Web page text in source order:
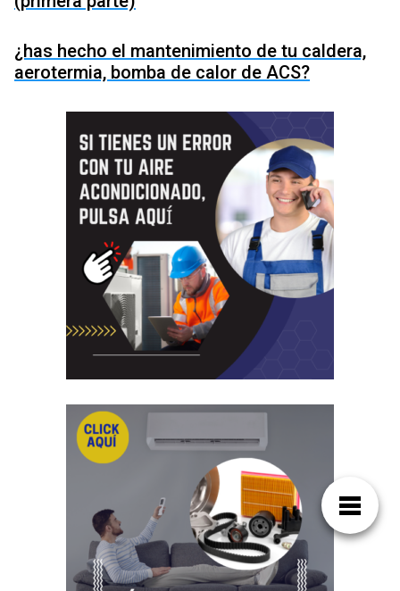
¿has hecho el mantenimiento de tu caldera,
aerotermia, bomba de calor de ACS?